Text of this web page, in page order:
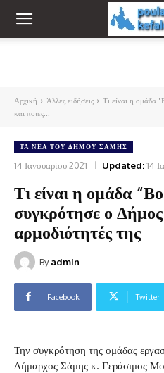
Αρχική Άλλες ειδήσεις
Τι είναι η ομάδα
και ποιες...
ΤΑ ΝΈΑ ΤΟΥ ΔΉΜΟΥ ΣΆΜΗΣ
14 Ιανουαρίου 2021 Updated:14
Τι είναι η ομάδα
συγκρότησε ο
αρμοδιότητές της
By admin
Facebook Twitter
Την συγκρότηση της ομάδας
Δήμαρχος Σάμης κ. Γεράσιμος